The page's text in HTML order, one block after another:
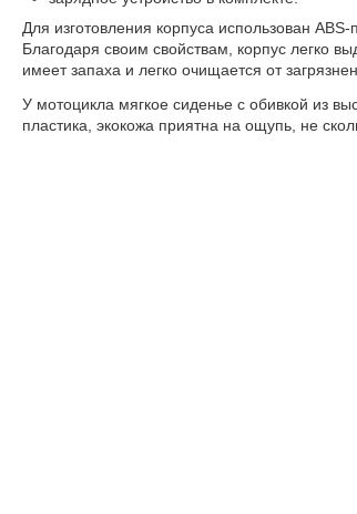
Для изготовления корпуса использован
Благодаря своим свойствам, корпус легко
имеет запаха и легко очищается от
У мотоцикла мягкое сиденье с обивкой из
пластика, экокожа приятна на ощупь, не